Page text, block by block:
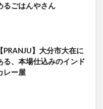
るごはんやさん
【PRANJU】大分市大在に
る、本場仕込みのインド
レー屋